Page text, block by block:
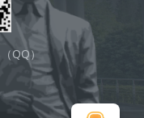
QQ）